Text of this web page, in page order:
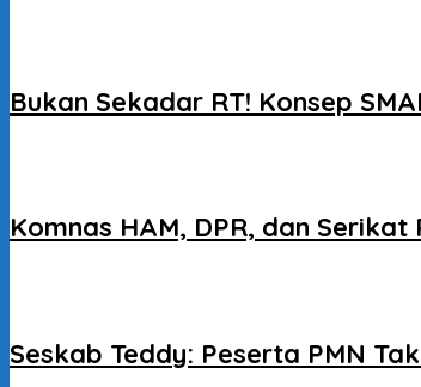
Bukan Sekadar RT! Konsep
Komnas HAM, DPR, dan
Seskab Teddy: Peserta PMN